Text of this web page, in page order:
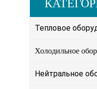
Тепловое
Холодильное
Нейтральное